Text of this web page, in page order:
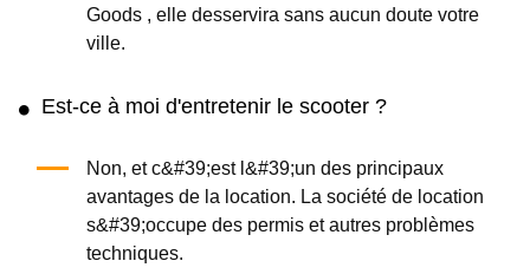
Goods , elle desservira sans aucun doute votre
ville.
Est-ce à moi d'entretenir le scooter ?
Non, et c&#39;est l&#39;un des principaux
avantages de la location. La société de location
s&#39;occupe des permis et autres problèmes
techniques.